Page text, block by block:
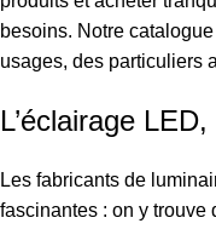
besoins. Notre
usages, des particuliers
L’éclairage
Les fabricants de
fascinantes : on y trouve